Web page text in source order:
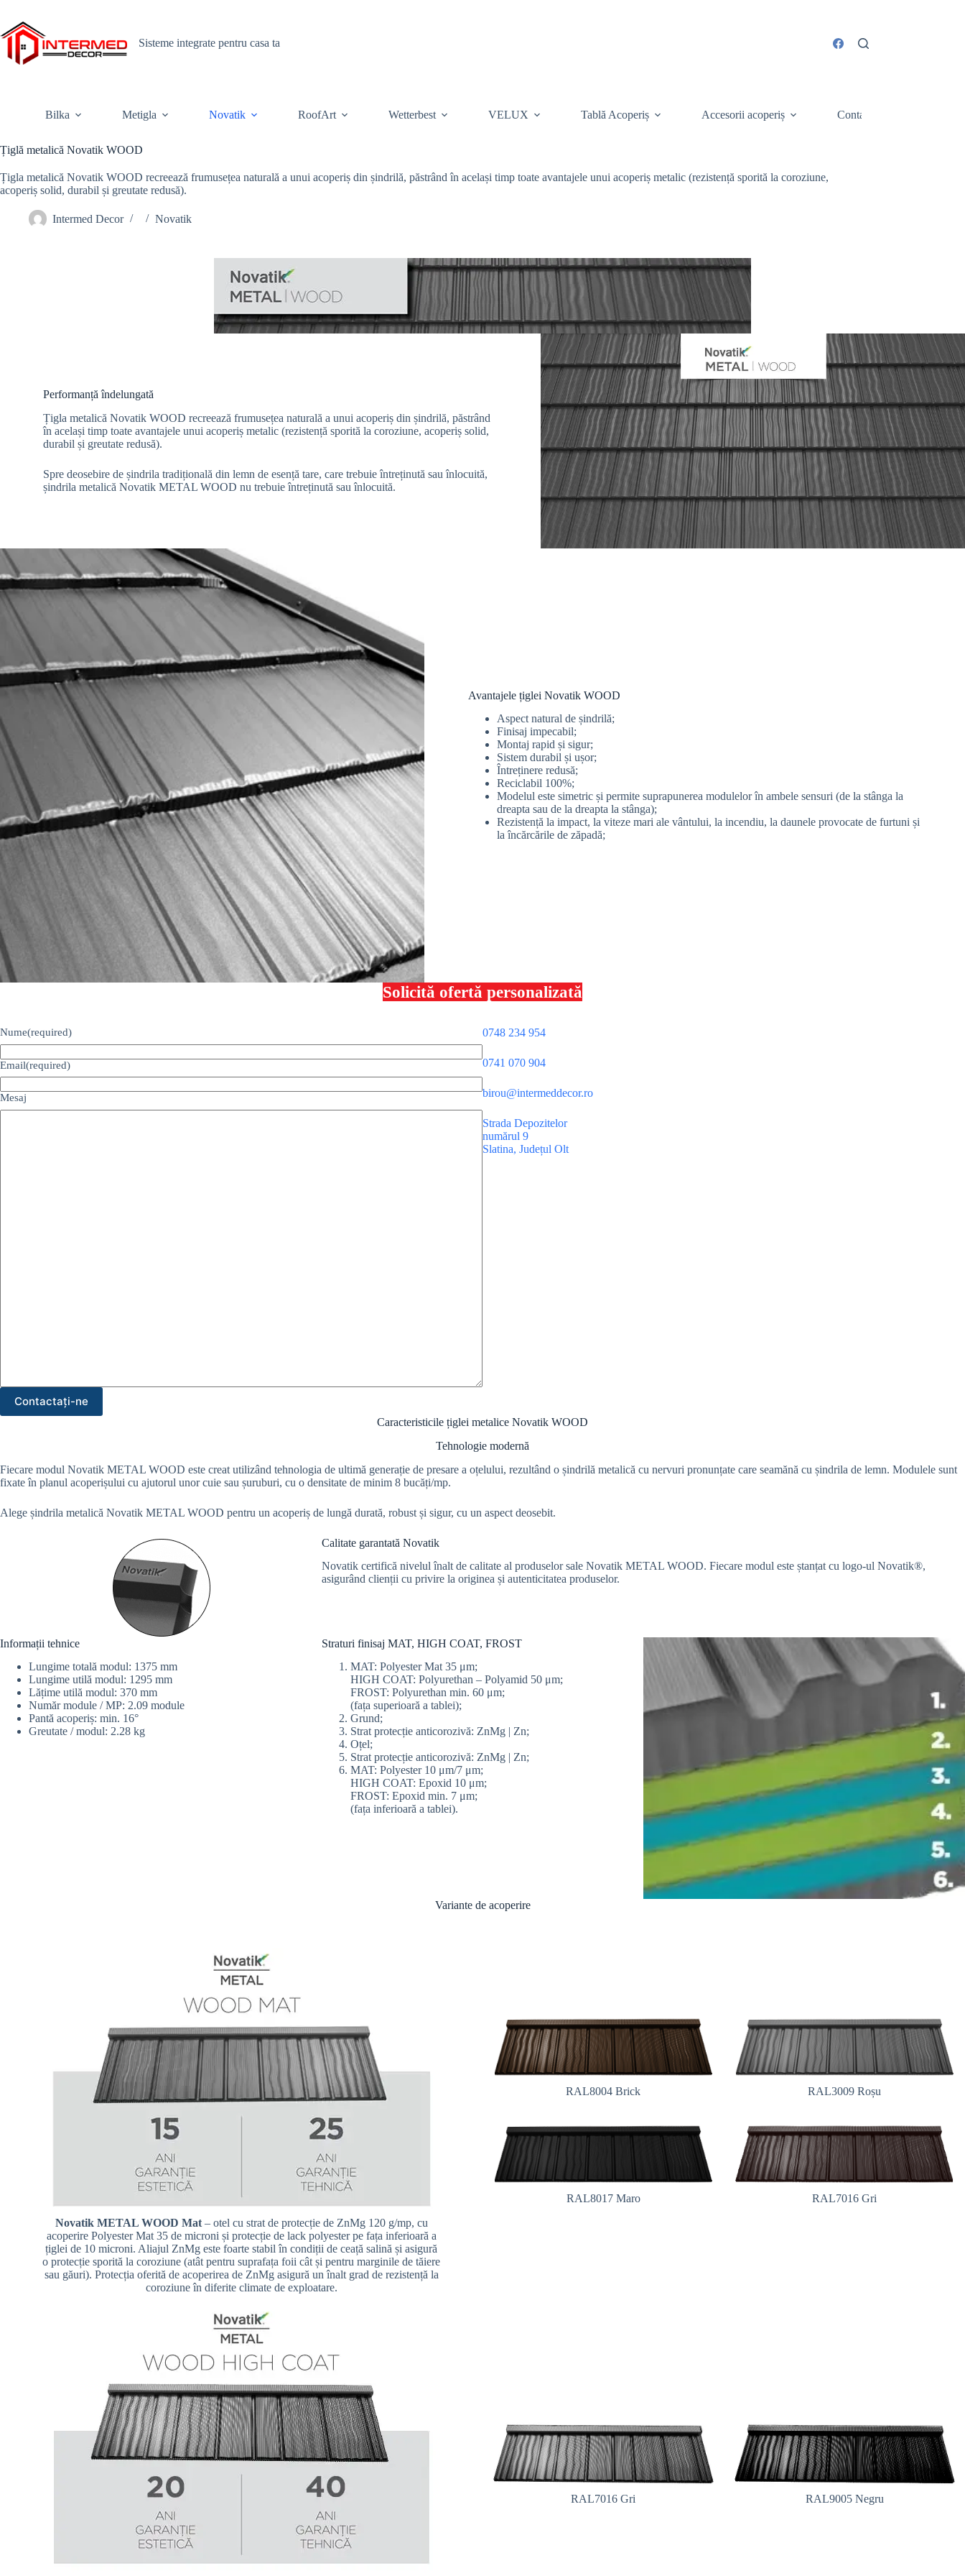
content
Sisteme integrate pentru casa ta
Bilka Metigla Novatik RoofArt Wetterbest VELUX Tablă Acoperiș Accesorii acoperiș Contact
Țiglă metalică Novatik WOOD
Țigla metalică Novatik WOOD recreează frumusețea naturală a unui acoperiș din șindrilă, păstrând în același timp toate avantajele unui acoperiș metalic (rezistență sporită la coroziune,
acoperiș solid, durabil și greutate redusă).
Intermed Decor Novatik
Performanță îndelungată
Țigla metalică Novatik WOOD recreează frumusețea naturală a unui acoperiș din șindrilă, păstrând
în același timp toate avantajele unui acoperiș metalic (rezistență sporită la coroziune, acoperiș solid,
durabil și greutate redusă).
Spre deosebire de șindrila tradițională din lemn de esență tare, care trebuie întreținută sau înlocuită,
șindrila metalică Novatik METAL WOOD nu trebuie întreținută sau înlocuită.
Avantajele țiglei Novatik WOOD
Aspect natural de șindrilă;
Finisaj impecabil;
Montaj rapid și sigur;
Sistem durabil și ușor;
Întreținere redusă;
Reciclabil 100%;
Modelul este simetric și permite suprapunerea modulelor în ambele sensuri (de la stânga la
dreapta sau de la dreapta la stânga);
Rezistență la impact, la viteze mari ale vântului, la incendiu, la daunele provocate de furtuni și
la încărcările de zăpadă;
Solicită ofertă personalizată
Nume(required)
Email(required)
Mesaj
Contactați-ne
0748 234 954
0741 070 904
birou@intermeddecor.ro
Strada Depozitelor
numărul 9
Slatina, Județul Olt
Caracteristicile țiglei metalice Novatik WOOD
Tehnologie modernă
Fiecare modul Novatik METAL WOOD este creat utilizând tehnologia de ultimă generație de presare a oțelului, rezultând o șindrilă metalică cu nervuri pronunțate care seamănă cu șindrila de lemn. Modulele sunt
fixate în planul acoperișului cu ajutorul unor cuie sau șuruburi, cu o densitate de minim 8 bucăți/mp.
Alege șindrila metalică Novatik METAL WOOD pentru un acoperiș de lungă durată, robust și sigur, cu un aspect deosebit.
Calitate garantată Novatik
Novatik certifică nivelul înalt de calitate al produselor sale Novatik METAL WOOD. Fiecare modul este ștanțat cu logo-ul Novatik®,
asigurând clienții cu privire la originea și autenticitatea produselor.
Informații tehnice
Lungime totală modul: 1375 mm
Lungime utilă modul: 1295 mm
Lățime utilă modul: 370 mm
Număr module / MP: 2.09 module
Pantă acoperiș: min. 16°
Greutate / modul: 2.28 kg
Straturi finisaj MAT, HIGH COAT, FROST
MAT: Polyester Mat 35 μm;
HIGH COAT: Polyurethan – Polyamid 50 μm;
FROST: Polyurethan min. 60 μm;
(fața superioară a tablei);
Grund;
Strat protecție anticorozivă: ZnMg | Zn;
Oțel;
Strat protecție anticorozivă: ZnMg | Zn;
MAT: Polyester 10 μm/7 μm;
HIGH COAT: Epoxid 10 μm;
FROST: Epoxid min. 7 μm;
(fața inferioară a tablei).
Variante de acoperire
Novatik METAL WOOD Mat– otel cu strat de protecție de ZnMg 120 g/mp, cu
acoperire Polyester Mat 35 de microni și protecție de lack polyester pe fața inferioară a
țiglei de 10 microni. Aliajul ZnMg este foarte stabil în condiții de ceață salină și asigură
o protecție sporită la coroziune (atât pentru suprafața foii cât și pentru marginile de tăiere
sau găuri). Protecția oferită de acoperirea de ZnMg asigură un înalt grad de rezistență la
coroziune în diferite climate de exploatare.
RAL8004 Brick
RAL8017 Maro
RAL3009 Roșu
RAL7016 Gri
RAL7016 Gri RAL9005 Negru